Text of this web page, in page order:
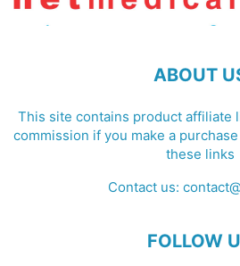
ABOUT
This site contains product affiliate
commission if you make a
these links
Contact us:
FOLLOW